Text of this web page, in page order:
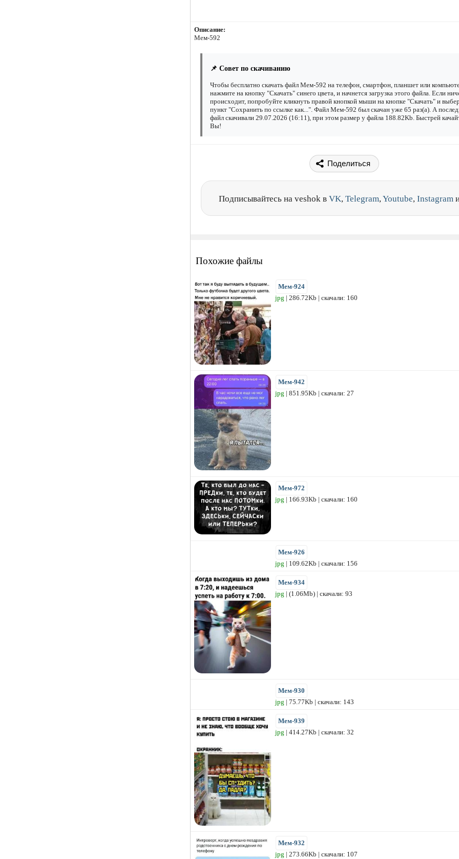
Описание:
Мем-592
📌 Совет по скачиванию
Чтобы бесплатно скачать файл Мем-592 на телефон, смартфон, планшет или
нажмите на кнопку "Скачать" синего цвета, и начнется загрузка этого файла. Если
происходит, попробуйте кликнуть правой кнопкой мыши на кнопке "Скачать" и
пункт "Сохранить по ссылке как...". Файл Мем-592 был скачан уже 65 раз(а). А
файл скачивали 29.07.2026 (16:11), при этом размер у файла 188.82Kb. Быстрей
Вы!
Поделиться
Подписывайтесь на veshok в VK, Telegram,Youtube, Instagram
Похожие файлы
Мем-924
jpg | 286.72Kb | скачали: 160
Мем-942
jpg | 851.95Kb | скачали: 27
Мем-972
jpg | 166.93Kb | скачали: 160
Мем-926
jpg | 109.62Kb | скачали: 156
Мем-934
jpg | (1.06Mb) | скачали: 93
Мем-930
jpg | 75.77Kb | скачали: 143
Мем-939
jpg | 414.27Kb | скачали: 32
Мем-932
jpg | 273.66Kb | скачали: 107